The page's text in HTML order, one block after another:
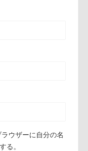
ウザーに自分の名
る。